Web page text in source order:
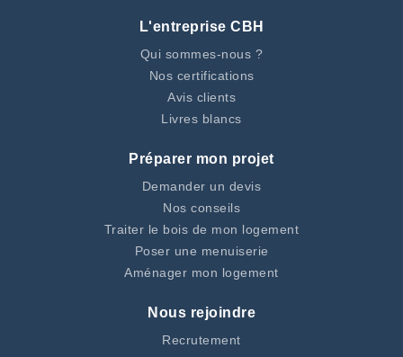
L'entreprise CBH
Qui sommes-nous ?
Nos certifications
Avis clients
Livres blancs
Préparer mon projet
Demander un devis
Nos conseils
Traiter le bois de mon logement
Poser une menuiserie
Aménager mon logement
Nous rejoindre
Recrutement